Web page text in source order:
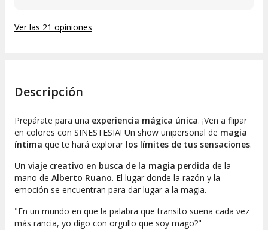
Ver las 21 opiniones
Descripción
Prepárate para una experiencia mágica única. ¡Ven a flipar
en colores con SINESTESIA! Un show unipersonal de magia
íntima que te hará explorar los límites de tus sensaciones.
Un viaje creativo en busca de la magia perdida de la
mano de Alberto Ruano. El lugar donde la razón y la
emoción se encuentran para dar lugar a la magia.
"En un mundo en que la palabra que transito suena cada vez
más rancia, yo digo con orgullo que soy mago?"